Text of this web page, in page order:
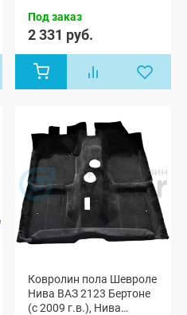
2170), Лада
универсал
Приора
хэтчбек (ВАЗ
2172), Лада
Приора-2
седан (ВАЗ
21704), Лада
Приора-2
хэтчбек (ВАЗ
21724)
Под заказ
2 331 руб.
Ковролин пола Шевроле
Нива ВАЗ 2123 Бертоне
(с 2009 г.в.), Нива